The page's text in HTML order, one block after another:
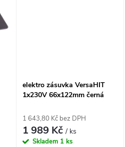
elektro zásuvka VersaHIT
1x230V 66x122mm černá
1 643,80 Kč bez DPH
1 989 Kč/ ks
Skladem 1 ks